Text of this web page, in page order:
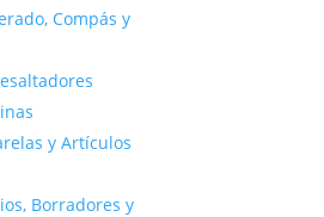
Compás y
y Artículos
Borradores y